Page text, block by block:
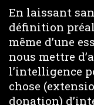
En laissant
définition
même d’une
nous mettre
l’intelligence
chose
donation)